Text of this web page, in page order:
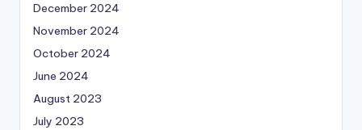
December 2024
November 2024
October 2024
June 2024
August 2023
July 2023